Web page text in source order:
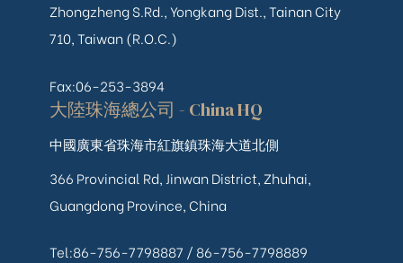
Zhongzheng S.Rd., Yongkang Dist., Tainan City
710, Taiwan (R.O.C.)
Fax:06-253-3894
大陸珠海總公司 - China HQ
中國廣東省珠海市紅旗鎮珠海大道北側
366 Provincial Rd, Jinwan District, Zhuhai,
Guangdong Province, China
Tel:86-756-7798887 / 86-756-7798889